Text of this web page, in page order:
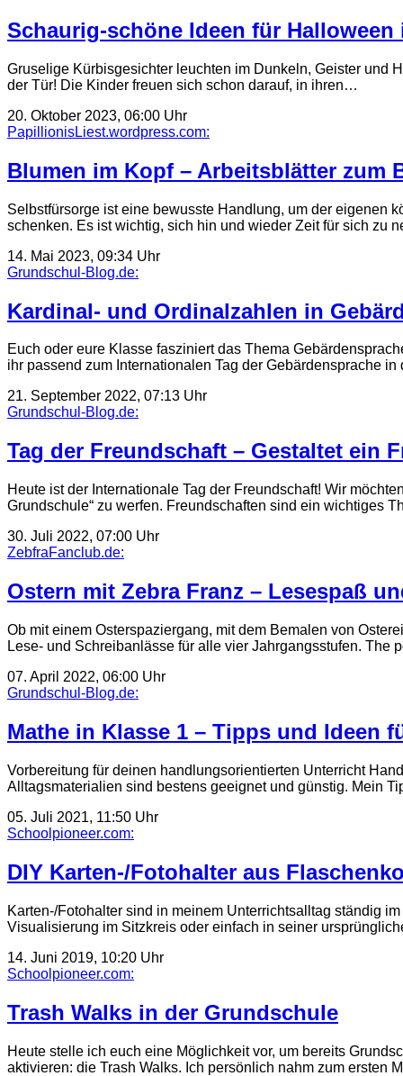
Schaurig-schöne Ideen für
Gruselige Kürbisgesichter leuchten im Dunkeln, Geister und
der Tür! Die Kinder freuen sich schon darauf, in ihren…
20. Oktober 2023, 06:00 Uhr
PapillionisLiest.wordpress.com:
Blumen im Kopf – Arbeitsblätter zum
Selbstfürsorge ist eine bewusste Handlung, um der eigenen
schenken. Es ist wichtig, sich hin und wieder Zeit für sich zu
14. Mai 2023, 09:34 Uhr
Grundschul-Blog.de:
Kardinal- und Ordinalzahlen in
Euch oder eure Klasse fasziniert das Thema
ihr passend zum Internationalen Tag der Gebärdensprache
21. September 2022, 07:13 Uhr
Grundschul-Blog.de:
Tag der Freundschaft – Gestaltet ein
Heute ist der Internationale Tag der Freundschaft! Wir
Grundschule“ zu werfen. Freundschaften sind ein wichtiges
30. Juli 2022, 07:00 Uhr
ZebfraFanclub.de:
Ostern mit Zebra Franz – Lesespaß
Ob mit einem Osterspaziergang, mit dem Bemalen von
Lese- und Schreibanlässe für alle vier Jahrgangsstufen. The
07. April 2022, 06:00 Uhr
Grundschul-Blog.de:
Mathe in Klasse 1 – Tipps und Ideen
Vorbereitung für deinen handlungsorientierten Unterricht
Alltagsmaterialien sind bestens geeignet und günstig. Mein
05. Juli 2021, 11:50 Uhr
Schoolpioneer.com:
DIY Karten-/Fotohalter aus
Karten-/Fotohalter sind in meinem Unterrichtsalltag ständig
Visualisierung im Sitzkreis oder einfach in seiner
14. Juni 2019, 10:20 Uhr
Schoolpioneer.com:
Trash Walks in der Grundschule
Heute stelle ich euch eine Möglichkeit vor, um bereits
aktivieren: die Trash Walks. Ich persönlich nahm zum ersten